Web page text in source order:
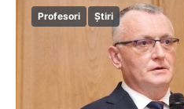
Profesori Știri